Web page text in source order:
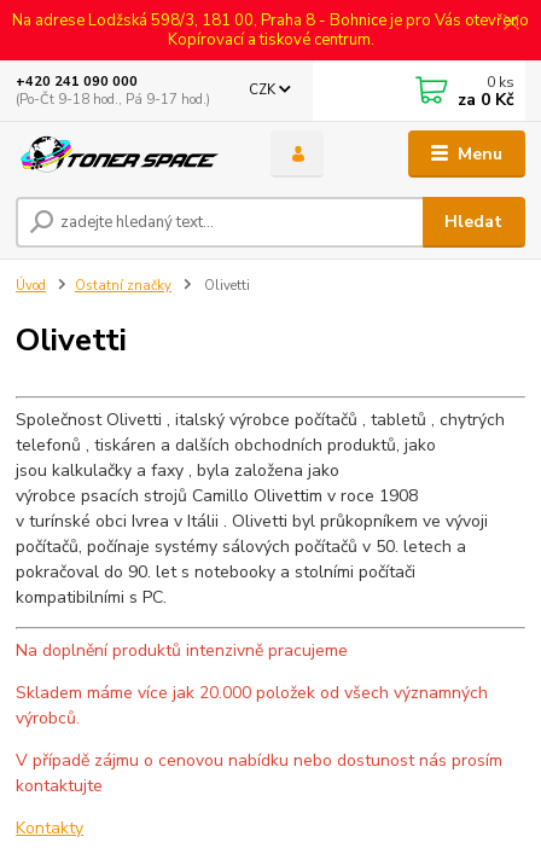
Na adrese Lodžská 598/3, 181 00, Praha 8 - Bohnice je pro Vás otevřeno
Kopírovací a tiskové centrum.
Menu
CZK
Hledat
+420 241 090 000
(Po-Čt 9-18 hod., Pá 9-17 hod.)
0 ks
za 0 Kč
Úvod Ostatní značky Olivetti
Olivetti
SpolečnostOlivetti ,italský výrobcepočítačů ,tabletů ,chytrých
telefonů ,tiskáren a dalších obchodních produktů, jako
jsoukalkulačky afaxy , byla založena jako
výrobcepsacích strojůCamillo Olivettim v roce 1908
vturínské obciIvrea vItálii . Olivetti byl průkopníkem ve vývoji
počítačů, počínaje systémy sálových počítačů v 50. letech a
pokračoval do 90. let s notebooky a stolními počítači
kompatibilními s PC.
Na doplnění produktů intenzivně pracujeme
Skladem máme více jak 20.000 položek od všech významných
výrobců.
V případě zájmu o cenovou nabídku nebo dostunost nás prosím
kontaktujte
Kontakty